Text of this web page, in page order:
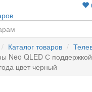
Каталог товаров
Neo QLED С
цвет черный